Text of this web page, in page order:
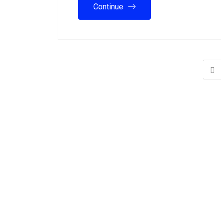
Continue